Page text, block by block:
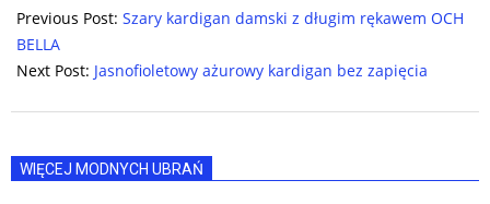
10-
31
Previous Post: Szary kardigan damski z długim rękawem OCH
BELLA
Next Post: Jasnofioletowy ażurowy kardigan bez zapięcia
WIĘCEJ MODNYCH UBRAŃ